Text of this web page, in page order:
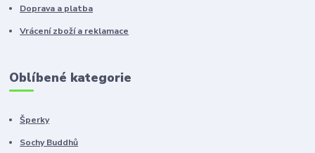
Doprava a platba
Vrácení zboží a reklamace
Oblíbené kategorie
Šperky
Sochy Buddhů